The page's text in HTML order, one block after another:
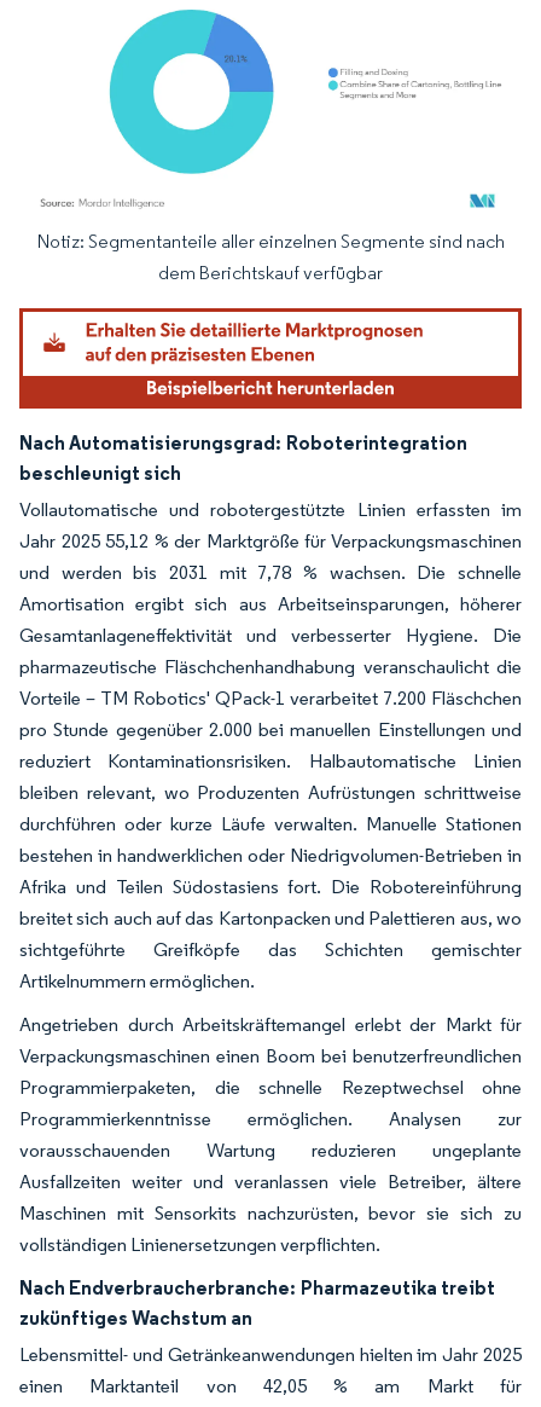
Bild © Mordor Intelligence. Wiederverwendung erfordert Namensnennung
Notiz: Segmentanteile aller einzelnen Segmente sind nach
dem Berichtskauf verfügbar
Nach Automatisierungsgrad: Roboterintegration
beschleunigt sich
Vollautomatische und robotergestützte Linien erfassten im
Jahr 2025 55,12 % der Marktgröße für Verpackungsmaschinen
und werden bis 2031 mit 7,78 % wachsen. Die schnelle
Amortisation ergibt sich aus Arbeitseinsparungen, höherer
Gesamtanlageneffektivität und verbesserter Hygiene. Die
pharmazeutische Fläschchenhandhabung veranschaulicht die
Vorteile – TM Robotics' QPack-1 verarbeitet 7.200 Fläschchen
pro Stunde gegenüber 2.000 bei manuellen Einstellungen und
reduziert Kontaminationsrisiken. Halbautomatische Linien
bleiben relevant, wo Produzenten Aufrüstungen schrittweise
durchführen oder kurze Läufe verwalten. Manuelle Stationen
bestehen in handwerklichen oder Niedrigvolumen-Betrieben in
Afrika und Teilen Südostasiens fort. Die Robotereinführung
breitet sich auch auf das Kartonpacken und Palettieren aus, wo
sichtgeführte Greifköpfe das Schichten gemischter
Artikelnummern ermöglichen.
Angetrieben durch Arbeitskräftemangel erlebt der Markt für
Verpackungsmaschinen einen Boom bei benutzerfreundlichen
Programmierpaketen, die schnelle Rezeptwechsel ohne
Programmierkenntnisse ermöglichen. Analysen zur
vorausschauenden Wartung reduzieren ungeplante
Ausfallzeiten weiter und veranlassen viele Betreiber, ältere
Maschinen mit Sensorkits nachzurüsten, bevor sie sich zu
vollständigen Linienersetzungen verpflichten.
Nach Endverbraucherbranche: Pharmazeutika treibt
zukünftiges Wachstum an
Lebensmittel- und Getränkeanwendungen hielten im Jahr 2025
einen Marktanteil von 42,05 % am Markt für